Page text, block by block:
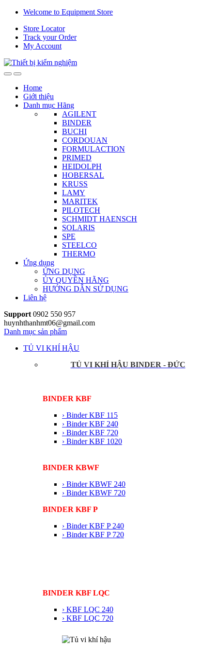
Skip
navigation
Skip
content
Welcome to Equipment Store
Store Locator
Track your Order
My Account
Home
Giới thiệu
Danh mục Hãng
AGILENT
BINDER
BUCHI
CORDOUAN
FORMULACTION
PRIMED
HEIDOLPH
HOBERSAL
KRUSS
LAMY
MARITEK
PILOTECH
SCHMIDT HAENSCH
SOLARIS
SPE
STEELCO
THERMO
Ứng dụng
ỨNG DỤNG
ỦY QUYỀN HÃNG
HƯỚNG DẪN SỬ DỤNG
Liên hệ
Support 0902 550 957
huynhthanhmt06@gmail.com
Danh mục sản phẩm
TỦ VI KHÍ HẬU
TỦ VI KHÍ HẬU BINDER - ĐỨC
BINDER KBF
› Binder KBF 115
› Binder KBF 240
› Binder KBF 720
› Binder KBF 1020
BINDER KBWF
› Binder KBWF 240
› Binder KBWF 720
BINDER KBF P
› Binder KBF P 240
› Binder KBF P 720
BINDER KBF LQC
› KBF LQC 240
› KBF LQC 720